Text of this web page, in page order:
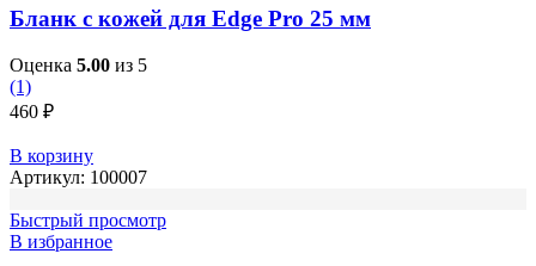
Бланк с кожей для Edge Pro 25 мм
Оценка 5.00 из 5
(1)
460 ₽
В корзину
Артикул: 100007
Быстрый просмотр
В избранное